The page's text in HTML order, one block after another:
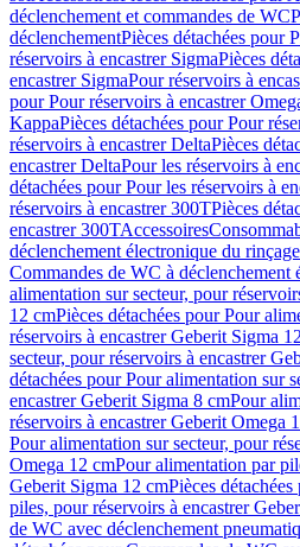
déclenchement et commandes de WC
déclenchementPièces détachées pour
réservoirs à encastrer SigmaPièces
encastrer SigmaPour réservoirs à
pour Pour réservoirs à encastrer
KappaPièces détachées pour Pour
réservoirs à encastrer DeltaPièces
encastrer DeltaPour les réservoirs à
détachées pour Pour les réservoirs à
réservoirs à encastrer 300TPièces
encastrer 300TAccessoires
déclenchement électronique du rinçage
Commandes de WC à déclenchement
alimentation sur secteur, pour
12 cmPièces détachées pour Pour
réservoirs à encastrer Geberit Sigma
secteur, pour réservoirs à encastrer
détachées pour Pour alimentation sur
encastrer Geberit Sigma 8 cmPour
réservoirs à encastrer Geberit Omega
Pour alimentation sur secteur, pour
Omega 12 cmPour alimentation par
Geberit Sigma 12 cmPièces
piles, pour réservoirs à encastrer
de WC avec déclenchement